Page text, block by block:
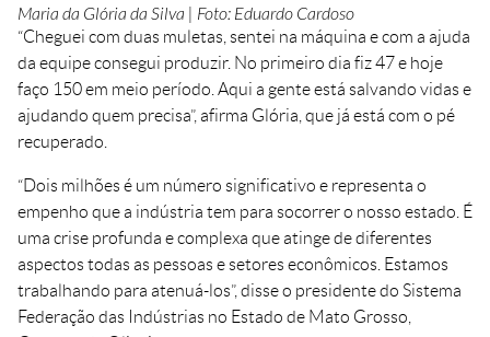
Maria da Glória da Silva | Foto: Eduardo Cardoso
“Cheguei com duas muletas, sentei na máquina e com a ajuda
da equipe consegui produzir. No primeiro dia fiz 47 e hoje
faço 150 em meio período. Aqui a gente está salvando vidas e
ajudando quem precisa”, afirma Glória, que já está com o pé
recuperado.
“Dois milhões é um número significativo e representa o
empenho que a indústria tem para socorrer o nosso estado. É
uma crise profunda e complexa que atinge de diferentes
aspectos todas as pessoas e setores econômicos. Estamos
trabalhando para atenuá-los”, disse o presidente do Sistema
Federação das Indústrias no Estado de Mato Grosso,